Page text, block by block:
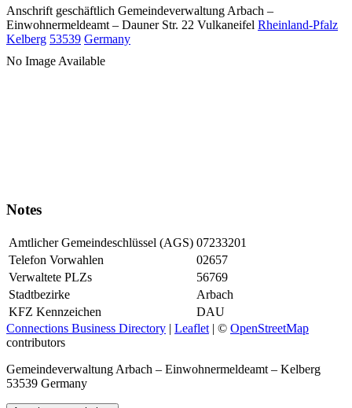
Anschrift geschäftlich Gemeindeverwaltung Arbach –
Einwohnermeldeamt – Dauner Str. 22 Vulkaneifel Rheinland-Pfalz
Kelberg 53539 Germany
No Image Available
Notes
Amtlicher Gemeindeschlüssel (AGS) 07233201
Telefon Vorwahlen
02657
Verwaltete PLZs
56769
Stadtbezirke
Arbach
KFZ Kennzeichen
DAU
Connections Business Directory | Leaflet | © OpenStreetMap
contributors
Gemeindeverwaltung Arbach – Einwohnermeldeamt – Kelberg
53539 Germany